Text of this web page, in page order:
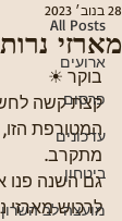
All Posts
ארועים
פרסום
עדכונים
ביטחון
מועצה לב השרון
מארזי
28 בנוב׳ 2023
בוקר ☀
קצת קשה
המטורפת
מתקרב.
גם השנה פנו
לרכוש מארזי